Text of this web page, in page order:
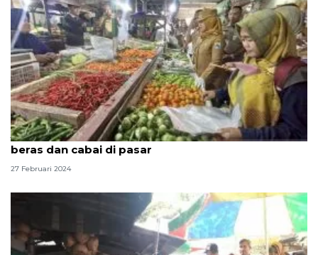
Jelang Ramadhan, Pemkot Jaktim sidak harga
beras dan cabai di pasar
27 Februari 2024